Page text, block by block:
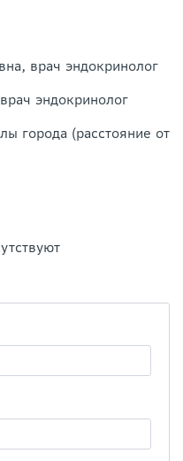
врач эндокринолог
эндокринолог
города (расстояние от